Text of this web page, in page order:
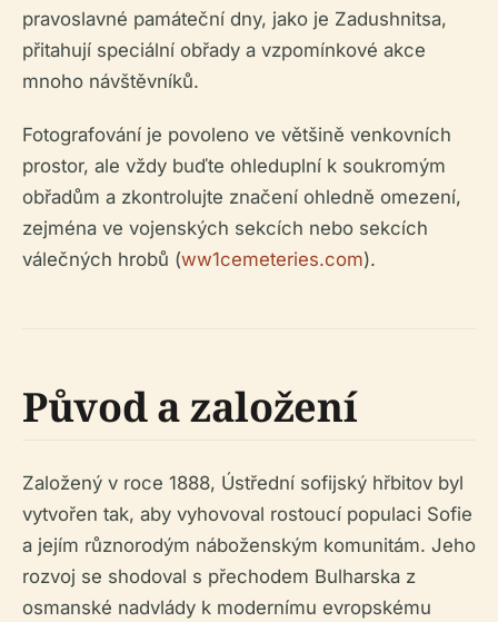
pravoslavné památeční dny, jako je Zadushnitsa,
přitahují speciální obřady a vzpomínkové akce
mnoho návštěvníků.
Fotografování je povoleno ve většině venkovních
prostor, ale vždy buďte ohleduplní k soukromým
obřadům a zkontrolujte značení ohledně omezení,
zejména ve vojenských sekcích nebo sekcích
válečných hrobů (ww1cemeteries.com).
Původ a založení
Založený v roce 1888, Ústřední sofijský hřbitov byl
vytvořen tak, aby vyhovoval rostoucí populaci Sofie
a jejím různorodým náboženským komunitám. Jeho
rozvoj se shodoval s přechodem Bulharska z
osmanské nadvlády k modernímu evropskému